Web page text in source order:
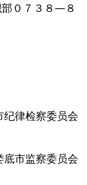
０７３８—８
纪律检察委员会
底市监察委员会